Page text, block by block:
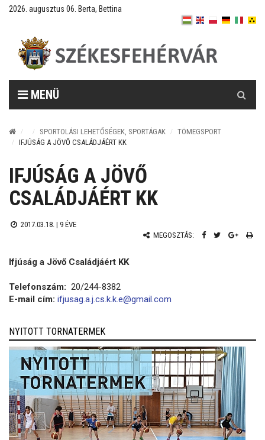
2026. augusztus 06. Berta, Bettina
MENÜ
SPORTOLÁSI LEHETŐSÉGEK, SPORTÁGAK
TÖMEGSPORT
IFJÚSÁG A JÖVŐ CSALÁDJÁÉRT KK
IFJÚSÁG A JÖVŐ
CSALÁDJÁÉRT KK
2017.03.18. | 9 ÉVE
MEGOSZTÁS:
Ifjúság a Jövő Családjáért KK
Telefonszám: 20/244-8382
E-mail cím: ifjusag.a.j.cs.k.k.e@gmail.com
NYITOTT TORNATERMEK